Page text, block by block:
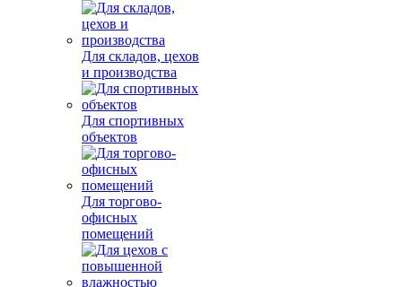
Для складов, цехов
и производства
Для спортивных
объектов
Для торгово-
офисных
помещений